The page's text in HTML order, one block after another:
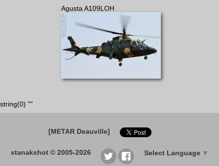
Agusta A109LOH
string(0) ""
[METAR Deauville]
stanakshot © 2005-2026 Select Language ▼